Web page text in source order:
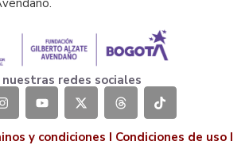
redes sociales
y condiciones I Condiciones de uso I